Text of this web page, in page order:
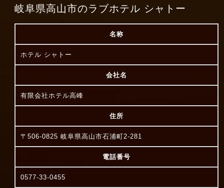
岐阜県高山市のラブホテル シャトー
名称
ホテル シャトー
会社名
有限会社ホテル高峰
住所
〒506-0825 岐阜県高山市石浦町2-281
電話番号
0577-33-0455